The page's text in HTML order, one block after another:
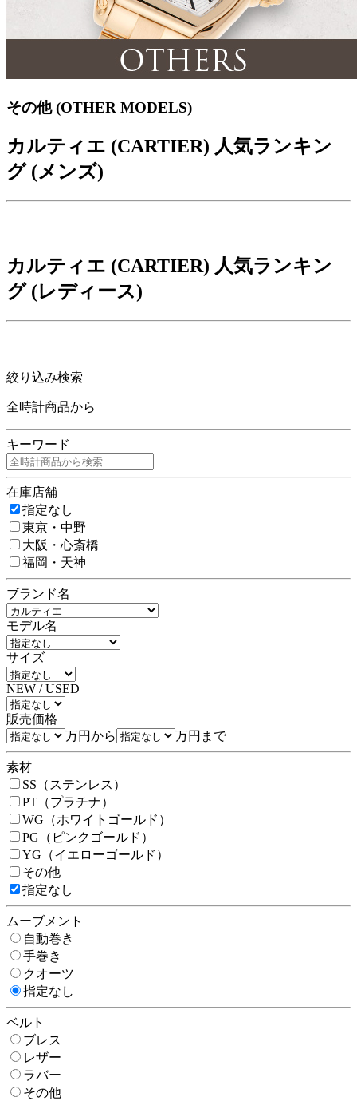
その他 (OTHER MODELS)
カルティエ (CARTIER) 人気ランキン
グ (メンズ)
カルティエ (CARTIER) 人気ランキン
グ (レディース)
絞り込み検索
全時計商品から
キーワード
在庫店舗
指定なし
東京・中野
大阪・心斎橋
福岡・天神
ブランド名
モデル名
サイズ
NEW / USED
販売価格
万円から
万円まで
素材
SS（ステンレス）
PT（プラチナ）
WG（ホワイトゴールド）
PG（ピンクゴールド）
YG（イエローゴールド）
その他
指定なし
ムーブメント
自動巻き
手巻き
クオーツ
指定なし
ベルト
ブレス
レザー
ラバー
その他